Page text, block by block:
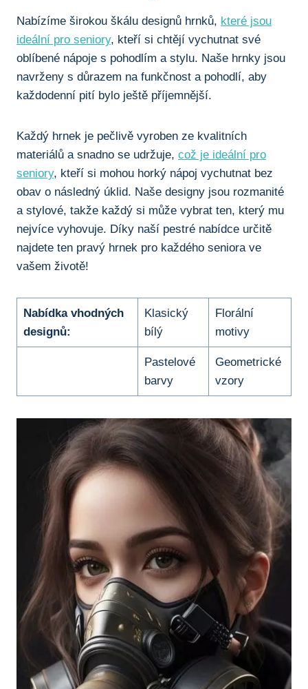
Nabízíme⁢ širokou škálu designů⁣ hrnků, které jsou
ideální pro seniory, kteří si chtějí vychutnat ⁤své⁣
oblíbené nápoje s ⁤pohodlím ⁣a⁣ stylu. ‌Naše ⁢hrnky jsou
navrženy s důrazem na funkčnost a pohodlí, aby
každodenní pití bylo ještě příjemnější.
Každý hrnek ‍je pečlivě vyroben​ ze kvalitních
materiálů ⁤a snadno se ‍udržuje, což je ideální pro
seniory, ⁢kteří⁣ si ⁤mohou horký⁢ nápoj vychutnat bez
⁣obav ​o‌ následný úklid. Naše designy ⁣jsou ⁤rozmanité
a‍ stylové,⁢ takže každý⁣ si⁤ může vybrat ten, který ​mu⁢
nejvíce vyhovuje. Díky naší pestré⁣ nabídce určitě
najdete ten pravý hrnek pro každého seniora ve⁢
vašem životě!
Nabídka vhodných
designů:
Klasický
bílý
Florální
motivy
Pastelové ​
barvy
Geometrické
vzory